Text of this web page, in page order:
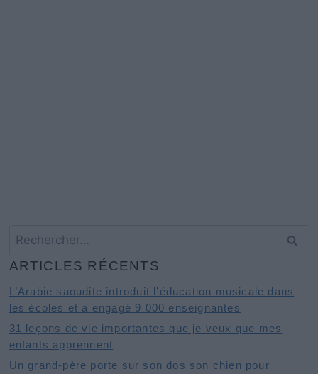
Rechercher :
ARTICLES RÉCENTS
L’Arabie saoudite introduit l’éducation musicale dans
les écoles et a engagé 9 000 enseignantes
31 leçons de vie importantes que je veux que mes
enfants apprennent
Un grand-père porte sur son dos son chien pour